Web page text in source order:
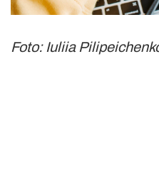
Foto: Iuliia